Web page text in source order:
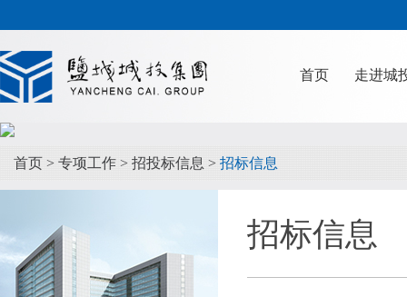
首页 走进城
首页 > 专项工作 > 招投标信息 > 招标信息
招标信息